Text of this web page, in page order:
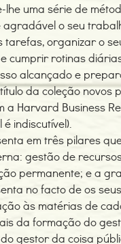
lhe uma série de
agradável o seu
tarefas, organizar o
cumprir rotinas
alcançado e
da coleção novos
a Harvard Business
indiscutível).
em três pilares
gestão de
permanente; e a
no facto de os
às matérias de
da formação do
gestor da coisa